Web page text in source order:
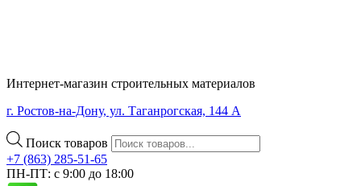
Интернет-магазин строительных материалов
г. Ростов-на-Дону, ул. Таганрогская, 144 А
Поиск товаров
+7 (863) 285-51-65
ПН-ПТ: с 9:00 до 18:00